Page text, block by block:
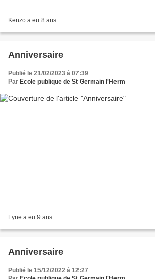
Kenzo a eu 8 ans.
Anniversaire
Publié le 21/02/2023 à 07:39
Par Ecole publique de St Germain l'Herm
Lyne a eu 9 ans.
Anniversaire
Publié le 15/12/2022 à 12:27